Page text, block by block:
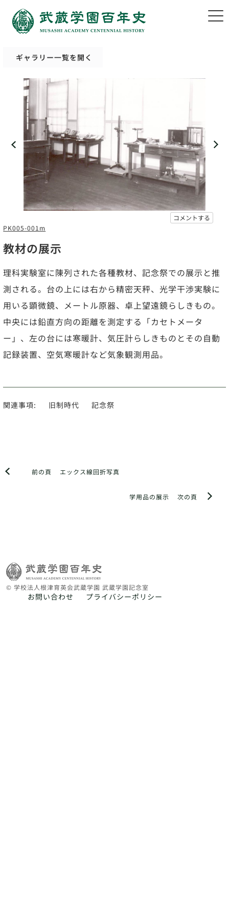
ギャラリー一覧を開く
コメントする
PK005-001m
教材の展示
理科実験室に陳列された各種教材、記念祭での展示と推
測される。台の上には右から精密天秤、光学干渉実験に
用いる顕微鏡、メートル原器、卓上望遠鏡らしきもの。
中央には鉛直方向の距離を測定する「カセトメータ
ー」、左の台には寒暖計、気圧計らしきものとその自動
記録装置、空気寒暖計など気象観測用品。
関連事項: 旧制時代 記念祭
前の頁 エックス線回折写真
次の頁
学用品の展示
© 学校法人根津育英会武蔵学園 武蔵学園記念室
お問い合わせ プライバシーポリシー